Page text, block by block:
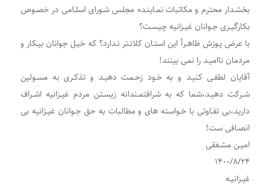
بخشـدار محترم و مکاتبات نمـاینـده مجلس شـورای اسلـامی در خصـوص
بکارگیـری جـوانان غیـزانیه چیسـت؟
با عرض پـوزش ظاهـرأ این استـان کلانـتر نـدارد؟ که خیـل جوانان بیـکار و
مردمان ناامیـد را نمی بینند!
آقایان لطفـی کنیـد و به خـود زحـمت دهیـد و تذکـری به مسـولین
شـرکت دهیـد،شما که به شرافتمـندانه زیسـتن مردم غیـزانیه اشـراف
دارید،بی تفـاوتی با خـواسته های و مطالبات به حق جـوانان غیـزانیه بی
انصـافی ست!
امیـن مشـفقی
۱۴۰۰/۸/۲۴
غیـزانیـه